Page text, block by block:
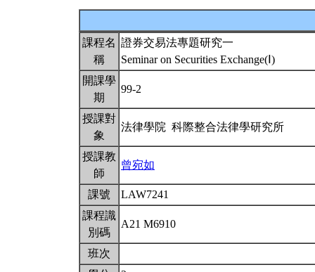
課程名
稱
證券交易法專題研究一
Seminar on Securities Exchange(Ⅰ)
開課學
期
99-2
授課對
象
法律學院 科際整合法律學研究所
授課教
師
曾宛如
課號
LAW7241
課程識
別碼
A21 M6910
班次